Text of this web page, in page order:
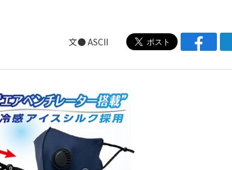
文● ASCII